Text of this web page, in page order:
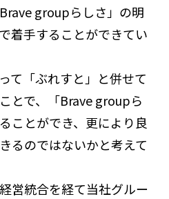
groupらしさ」の明
着手することができてい
て「ぶれすと」と併せて
とで、「Brave groupら
ことができ、更により良
るのではないかと考えて
営統合を経て当社グルー